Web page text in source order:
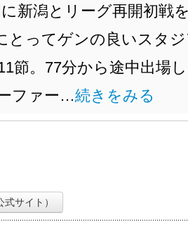
新潟とリーグ再開初戦
とってゲンの良いスタ
節。77分から途中出場
ファー…続きをみる
サイト）